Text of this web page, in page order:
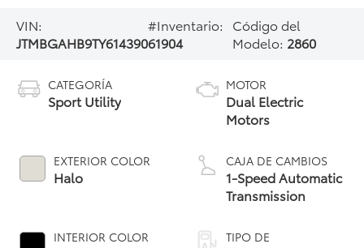
VIN:
JTMBGAHB9TY614390
#Inventario:
61904
Código del
Modelo: 2860
CATEGORÍA
Sport Utility
EXTERIOR COLOR
Halo
INTERIOR COLOR
MOTOR
Dual Electric
Motors
CAJA DE CAMBIOS
1-Speed Automatic
Transmission
TIPO DE